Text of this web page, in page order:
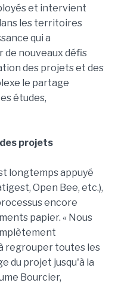
et intervient
les territoires
qui a
nouveaux défis
des projets et des
le partage
études,
projets
longtemps appuyé
Open Bee, etc.),
encore
papier. « Nous
regrouper toutes les
du projet jusqu'à la
Bourcier,